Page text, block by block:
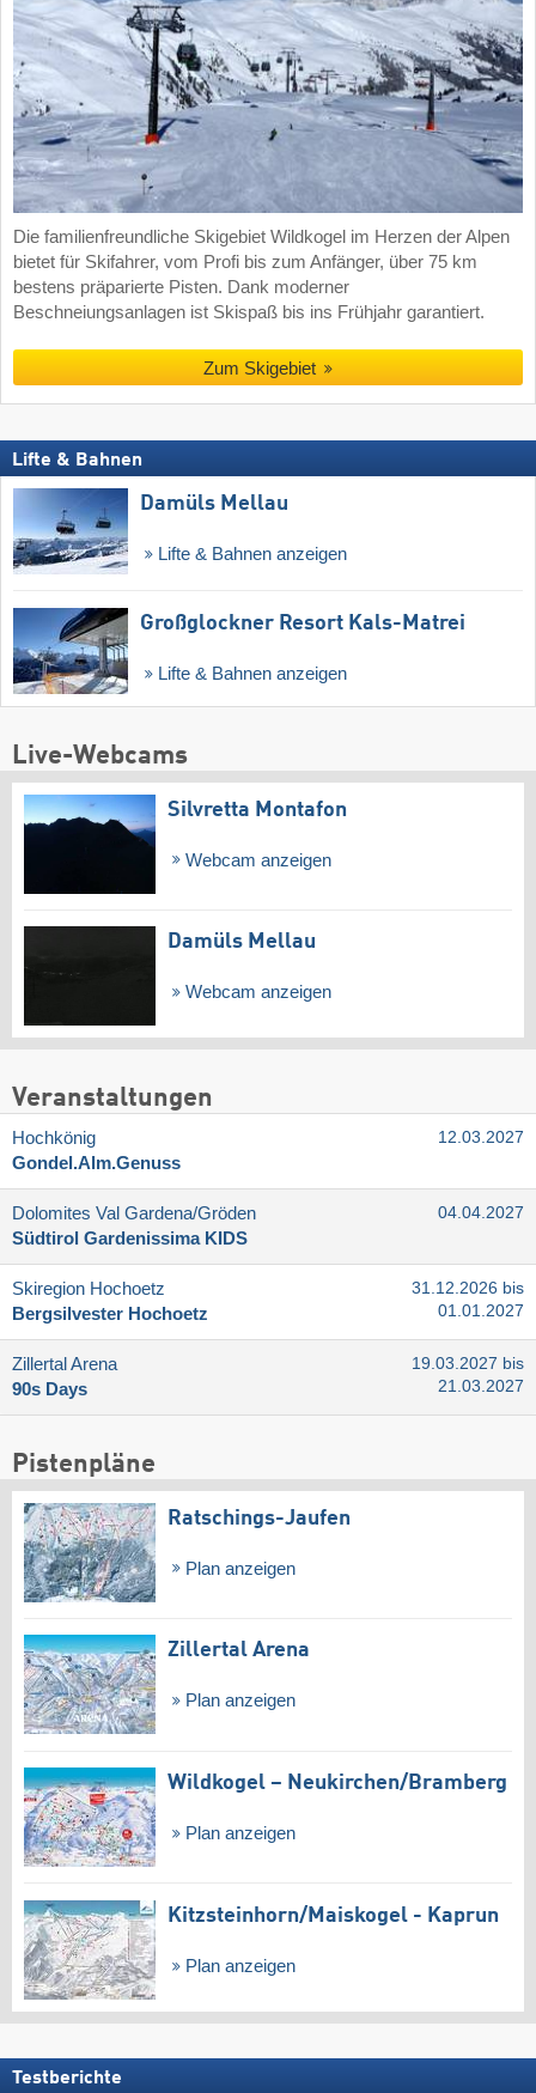
Die familienfreundliche Skigebiet Wildkogel im Herzen der Alpen
bietet für Skifahrer, vom Profi bis zum Anfänger, über 75 km
bestens präparierte Pisten. Dank moderner
Beschneiungsanlagen ist Skispaß bis ins Frühjahr garantiert.
Zum Skigebiet
Lifte & Bahnen
Damüls Mellau
Lifte & Bahnen anzeigen
Großglockner Resort Kals-Matrei
Lifte & Bahnen anzeigen
Live-Webcams
Silvretta Montafon
Webcam anzeigen
Damüls Mellau
Webcam anzeigen
Veranstaltungen
Hochkönig
Gondel.Alm.Genuss
12.03.2027
Dolomites Val Gardena/​Gröden
Südtirol Gardenissima KIDS
04.04.2027
Skiregion Hochoetz
Bergsilvester Hochoetz
31.12.2026 bis
01.01.2027
Zillertal Arena
90s Days
19.03.2027 bis
21.03.2027
Pistenpläne
Ratschings-Jaufen
Plan anzeigen
Zillertal Arena
Plan anzeigen
Wildkogel – Neukirchen/​Bramberg
Plan anzeigen
Kitzsteinhorn/​Maiskogel - Kaprun
Plan anzeigen
Testberichte